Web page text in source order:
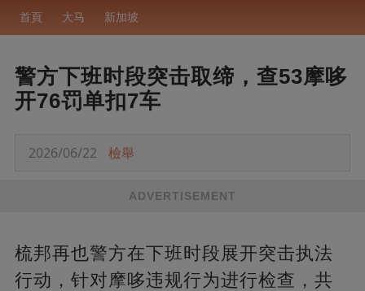
首頁 大马 新加坡
警方下班时段突击取缔，查53摩哆
开76罚单扣7车
2026/06/22 檢舉
ADVERTISEMENT
梳邦再也警方在下班时段展开突击执法
行动，针对摩哆违规行为进行检查，共